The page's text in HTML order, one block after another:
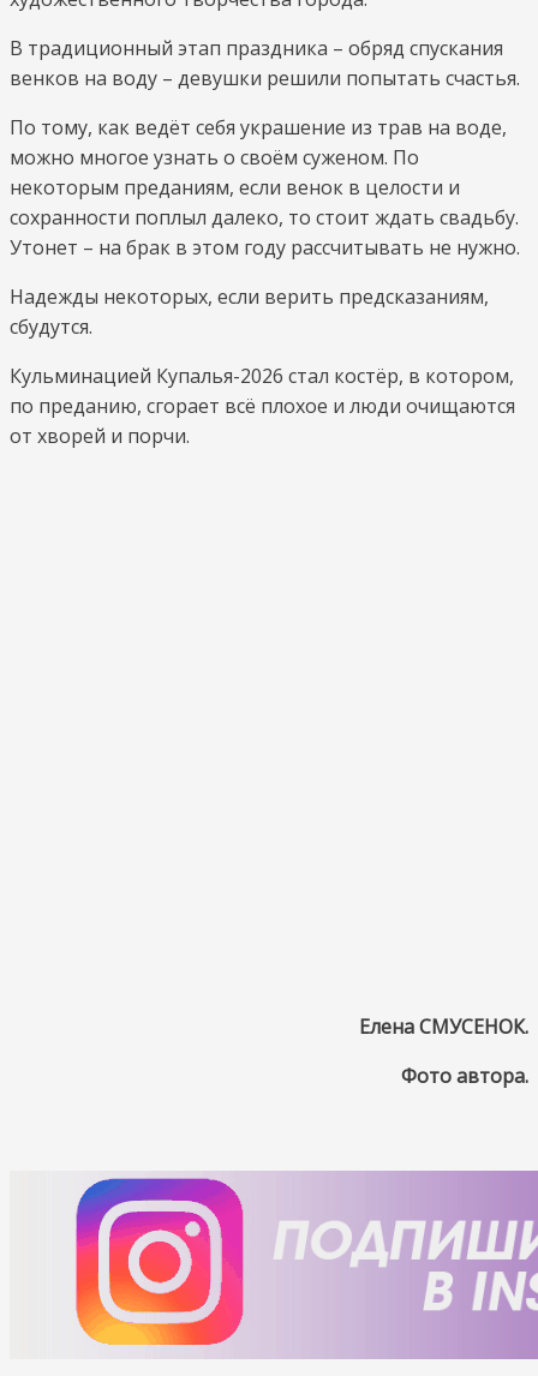
отметили
в
Хойниках
на
водоёме
по
ул.
В традиционный этап праздника – обряд спускания
венков на воду – девушки решили попытать счастья.
По тому, как ведёт себя украшение из трав на воде,
можно многое узнать о своём суженом. По
некоторым преданиям, если венок в целости и
сохранности поплыл далеко, то стоит ждать свадьбу.
Утонет – на брак в этом году рассчитывать не нужно.
Надежды некоторых, если верить предсказаниям,
сбудутся.
Кульминацией Купалья-2026 стал костёр, в котором,
по преданию, сгорает всё плохое и люди очищаются
от хворей и порчи.
Елена СМУСЕНОК.
Фото автора.